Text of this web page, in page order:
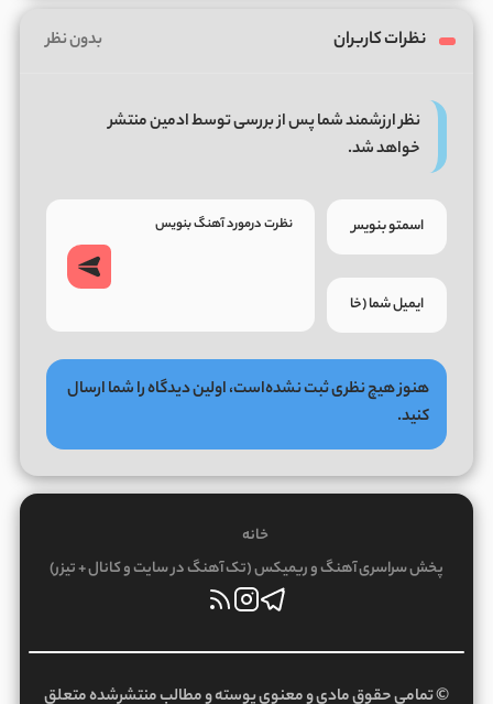
نظرات کاربران بدون نظر
نظر ارزشمند شما پس از بررسی توسط ادمین منتشر
خواهد شد.
هنوز هیچ نظری ثبت نشده‌است، اولین دیدگاه را شما ارسال
کنید.
خانه
پخش سراسری آهنگ و ریمیکس (تک آهنگ در سایت و کانال + تیزر)
© تمامی حقوق مادی و معنوی پوسته و مطالب منتشرشده متعلق